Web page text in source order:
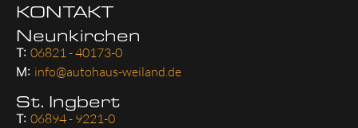
KONTAKT
Neunkirchen
T: 06821 - 40173-0
M: info@autohaus-weiland.de
St. Ingbert
T: 06894 - 9221-0